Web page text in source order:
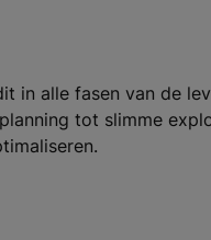
in alle fasen van de
tot slimme